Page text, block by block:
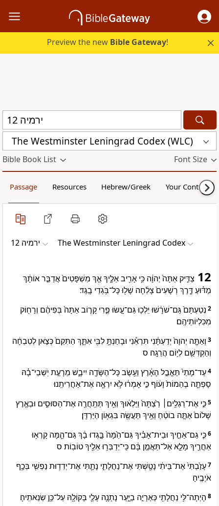
Preview the new Bible Gateway!
The Westminster Leningrad Codex (WLC)
Bible Book List Font Size
Passage Resources Hebrew/Greek Your Content
ירמיה 12 The Westminster Leningrad Codex
12 צַדִּ֤יק אַתָּה֙ יְהוָ֔ה כִּ֥י אָרִ֖יב אֵלֶ֑יךָ אַ֤ךְ מִשְׁפָּטִים֙ אֲדַבֵּ֣ר אוֹתָ֔ךְ
מַדּ֗וּעַ דֶּ֤רֶךְ רְשָׁעִים֙ צָלֵ֔חָה שָׁל֖וּ כָּל־בֹּ֥גְדֵי בָֽגֶד׃
2 נְטַעְתָּם֙ גַּם־שֹׁרָ֔שׁוּ יֵלְכ֖וּ גַּם־עָ֣שׂוּ פֶ֑רִי קָר֤וֹב אַתָּה֙ בְּפִיהֶ֔ם וְרָח֖וֹק
מִכִּלְיוֹתֵיהֶֽם׃
3 וְאַתָּ֤ה יְהוָה֙ יְדַעְתָּ֔נִי תִּרְאֵ֕נִי וּבָחַנְתָּ֥ לִבִּ֖י אִתָּ֑ךְ הַתִּקֵם֙ כְּצֹ֣אן לְטִבְחָ֔ה
וְהַקְדִּשֵׁ֖ם לְי֥וֹם הֲרֵגָֽה׃ ס
4עַד־מָתַי֙ תֶּאֱבַ֣ל הָאָ֔רֶץ וְעֵ֥שֶׂב כָּל־הַשָּׂדֶ֖ה יִיבָ֑שׁ מֵרָעַ֣ת יֹֽשְׁבֵי־בָ֗הּ
סָפְתָ֤ה בְהֵמוֹת֙ וָע֔וֹף כִּ֣י אָמְר֔וּ לֹ֥א יִרְאֶ֖ה אֶת־אַחֲרִיתֵֽנוּ׃
5כִּ֣י אֶת־רַגְלִ֥ים׀ רַ֙צְתָּה֙ וַיַּלְא֔וּךָ וְאֵ֥יךְ תְּתַֽחֲרֶ֖ה אֶת־הַסּוּסִ֑ים וּבְאֶ֤רֶץ
שָׁלוֹם֙ אַתָּ֣ה בוֹטֵ֔חַ וְאֵ֥יךְ תַּעֲשֶׂ֖ה בִּגְא֥וֹן הַיַּרְדֵּֽן׃
6כִּ֧י גַם־אַחֶ֣יךָ וּבֵית־אָבִ֗יךָ גַּם־הֵ֙מָּה֙ בָּ֣גְדוּ בָ֔ךְ גַּם־הֵ֛מָּה קָרְא֥וּ
אַחֲרֶ֖יךָ מָלֵ֑א אַל־תַּאֲמֵ֣ן בָּ֔ם כִּֽי־יְדַבְּר֥וּ אֵלֶ֖יךָ טוֹבֽוֹת׃ ס
7עָזַ֙בְתִּי֙ אֶת־בֵּיתִ֔י נָטַ֖שְׁתִּי אֶת־נַחֲלָתִ֑י נָתַ֛תִּי אֶת־יְדִד֥וּת נַפְשִׁ֖י בְּכַ֥ף
אֹיְבֶֽיהָ׃
8 הָיְתָה־לִּ֥י נַחֲלָתִ֖י כְּאַרְיֵ֣ה בַיָּ֑עַר נָתְנָ֥ה עָלַ֛י בְּקוֹלָ֖הּ עַל־כֵּ֥ן שְׂנֵאתִֽיהָ׃